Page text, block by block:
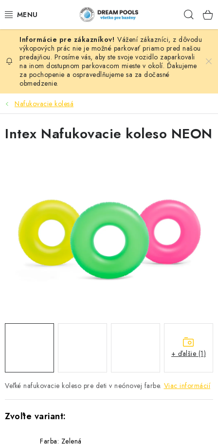
na
BAZÉNY
VÍRIVKY
ASEKO PRÍSLUŠENSTVO
KONTAKTY
Vážení zákazníci, z dôvodu
výkopových prác nie je možné parkovať priamo pred našou
predajňou. Prosíme vás, aby ste svoje vozidlo zaparkovali
na inom dostupnom parkovacom mieste v okolí. Ďakujeme
za pochopenie a ospravedlňujeme sa za dočasné
obmedzenie.
Nafukovacie kolesá
Veľké nafukovacie koleso pre deti v neónovej farbe. Viac informácií
Farba: Zelená
Intex Nafukovacie koleso NEON
+ ďalšie (1)